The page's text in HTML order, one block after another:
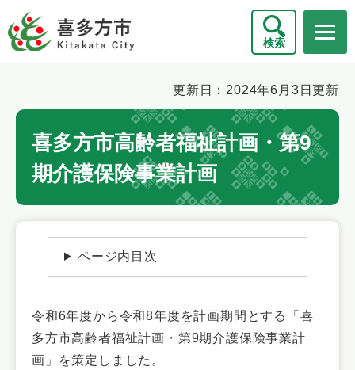
ー
ジ
検索
文
更新日：2024年6月3日更新
喜多方市高齢者福祉計画・第9
期介護保険事業計画
ページ内目次
令和6年度から令和8年度を計画期間とする「喜
多方市高齢者福祉計画・第9期介護保険事業計
画」を策定しました。